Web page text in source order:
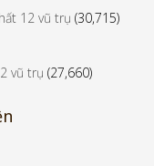
12 vũ trụ (30,715)
vũ trụ (27,660)